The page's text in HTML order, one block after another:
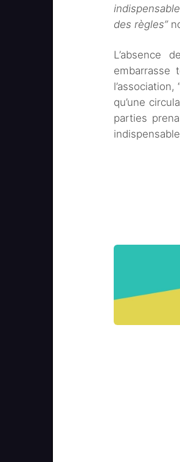
des règles”
L’absence
embarrasse
l’association,
qu’une
parties